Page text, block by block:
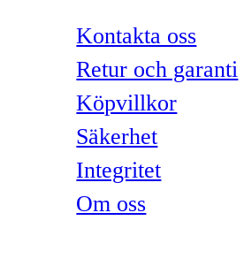
Kontakta oss
Retur och garanti
Köpvillkor
Säkerhet
Integritet
Om oss